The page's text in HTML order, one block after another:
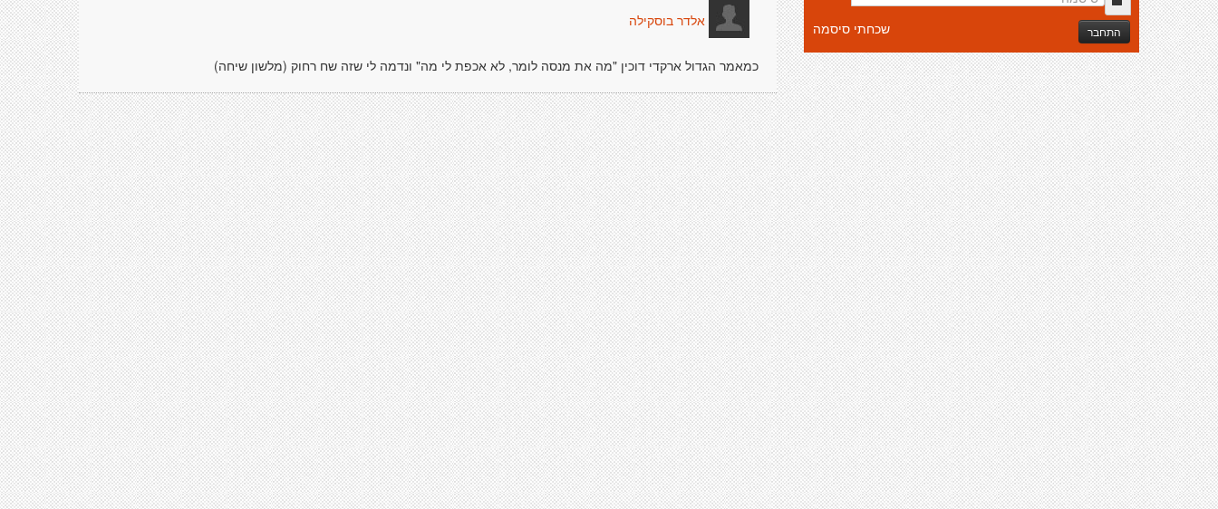
אלדר בוסקילה
כמאמר הגדול ארקדי דוכין "מה את מנסה לומר, לא אכפת לי מה" ונדמה לי שזה שח רחוק (מלשון שיחה)
התחבר שכחתי סיסמה